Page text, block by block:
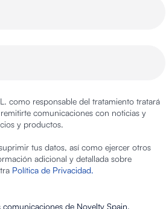
como responsable del tratamiento tratará
comunicaciones con noticias y
y productos.
tus datos, así como ejercer otros
adicional y detallada sobre
Política de Privacidad.
de Novelty Spain.